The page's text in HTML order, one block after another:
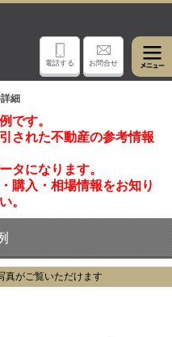
電話する お問合せ
細
です。
された不動産の参考情報
タになります。
購入・相場情報をお知り
。
真がご覧いただけます